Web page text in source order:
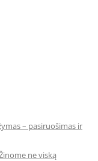
– pasiruošimas ir
ne viską